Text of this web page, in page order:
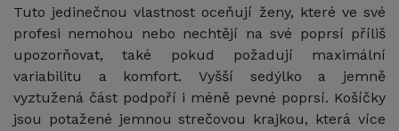
Tuto jedinečnou vlastnost oceňují ženy, které ve své
profesi nemohou nebo nechtějí na své poprsí příliš
upozorňovat, také pokud požadují maximální
variabilitu a komfort. Vyšší sedýlko a jemně
vyztužená část podpoří i méně pevné poprsí. Košíčky
jsou potažené jemnou strečovou krajkou, která více